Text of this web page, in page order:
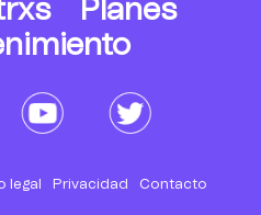
Planes
legal Privacidad Contacto